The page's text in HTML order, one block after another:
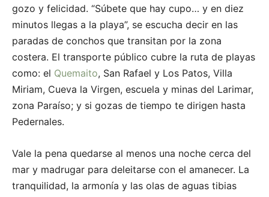
gozo y felicidad. “Súbete que hay cupo… y en diez
minutos llegas a la playa”, se escucha decir en las
paradas de conchos que transitan por la zona
costera. El transporte público cubre la ruta de playas
como: el Quemaito, San Rafael y Los Patos, Villa
Miriam, Cueva la Virgen, escuela y minas del Larimar,
zona Paraíso; y si gozas de tiempo te dirigen hasta
Pedernales.
Vale la pena quedarse al menos una noche cerca del
mar y madrugar para deleitarse con el amanecer. La
tranquilidad, la armonía y las olas de aguas tibias